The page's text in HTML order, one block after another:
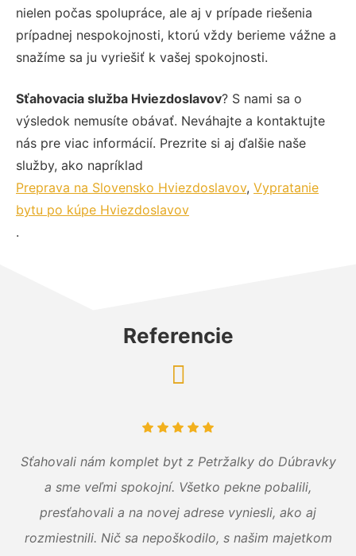
nielen počas spolupráce, ale aj v prípade riešenia
prípadnej nespokojnosti, ktorú vždy berieme vážne a
snažíme sa ju vyriešiť k vašej spokojnosti.
Sťahovacia služba Hviezdoslavov? S nami sa o
výsledok nemusíte obávať. Neváhajte a kontaktujte
nás pre viac informácií. Prezrite si aj ďalšie naše
služby, ako napríklad
Preprava na Slovensko Hviezdoslavov, Vypratanie
bytu po kúpe Hviezdoslavov
.
Referencie
Sťahovali nám komplet byt z Petržalky do Dúbravky
a sme veľmi spokojní. Všetko pekne pobalili,
presťahovali a na novej adrese vyniesli, ako aj
rozmiestnili. Nič sa nepoškodilo, s našim majetkom